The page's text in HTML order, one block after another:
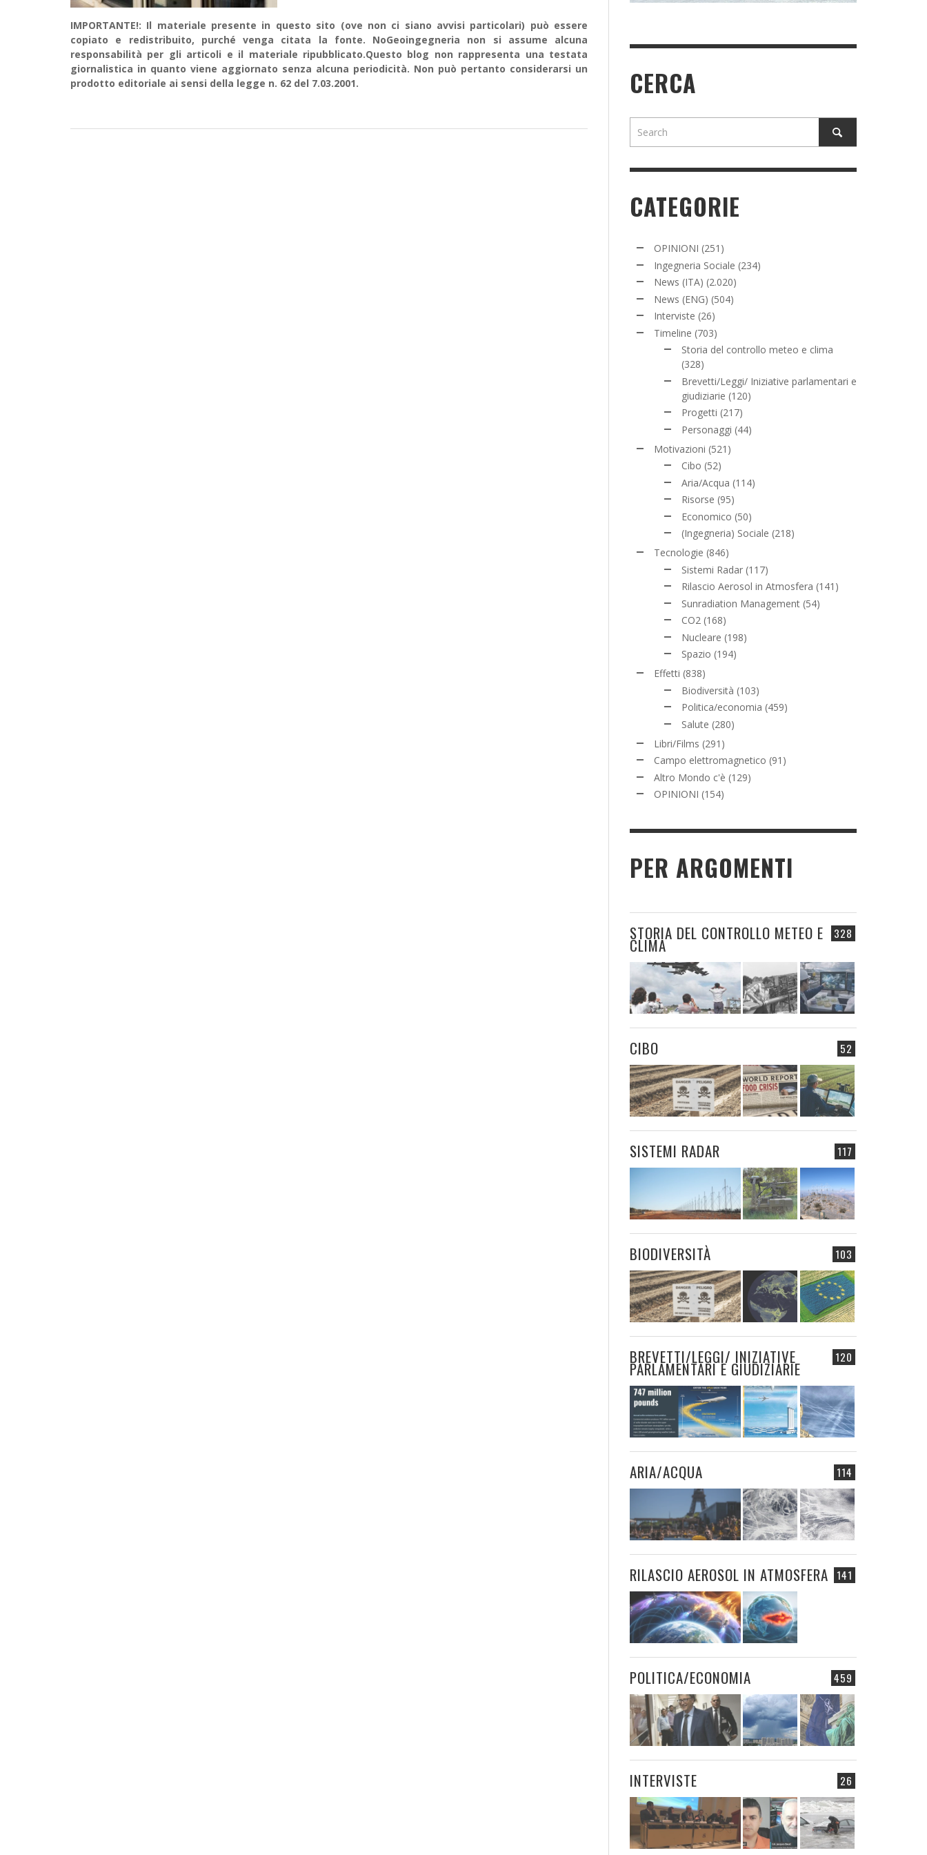
IMPORTANTE!: Il materiale presente in questo sito (ove non ci siano avvisi particolari) può essere
copiato e redistribuito, purché venga citata la fonte. NoGeoingegneria non si assume alcuna
responsabilità per gli articoli e il materiale ripubblicato.Questo blog non rappresenta una testata
giornalistica in quanto viene aggiornato senza alcuna periodicità. Non può pertanto considerarsi un
prodotto editoriale ai sensi della legge n. 62 del 7.03.2001.
CERCA
CATEGORIE
OPINIONI (251)
Ingegneria Sociale (234)
News (ITA) (2.020)
News (ENG) (504)
Interviste (26)
Timeline (703)
Storia del controllo meteo e clima
(328)
Brevetti/Leggi/ Iniziative parlamentari e
giudiziarie (120)
Progetti (217)
Personaggi (44)
Motivazioni (521)
Cibo (52)
Aria/Acqua (114)
Risorse (95)
Economico (50)
(Ingegneria) Sociale (218)
Tecnologie (846)
Sistemi Radar (117)
Rilascio Aerosol in Atmosfera (141)
Sunradiation Management (54)
CO2 (168)
Nucleare (198)
Spazio (194)
Effetti (838)
Biodiversità (103)
Politica/economia (459)
Salute (280)
Libri/Films (291)
Campo elettromagnetico (91)
Altro Mondo c'è (129)
OPINIONI (154)
PER ARGOMENTI
328
STORIA DEL CONTROLLO METEO E
CLIMA
52
CIBO
117
SISTEMI RADAR
103
BIODIVERSITÀ
120
BREVETTI/LEGGI/ INIZIATIVE
PARLAMENTARI E GIUDIZIARIE
114
ARIA/ACQUA
141
RILASCIO AEROSOL IN ATMOSFERA
459
POLITICA/ECONOMIA
26
INTERVISTE